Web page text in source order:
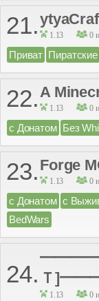
21. 1.13 0
Приват Пиратские
22.A
1.13 0
с Донатом Без
23. Forge
1.13 0
с Донатом с
BedWars
24. Ｔ
1.13 0